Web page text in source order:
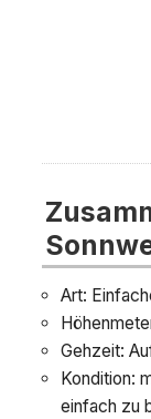
Art:
Gehzeit:
Kondition:
einfach zu